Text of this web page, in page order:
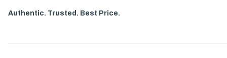
Authentic. Trusted. Best Price.